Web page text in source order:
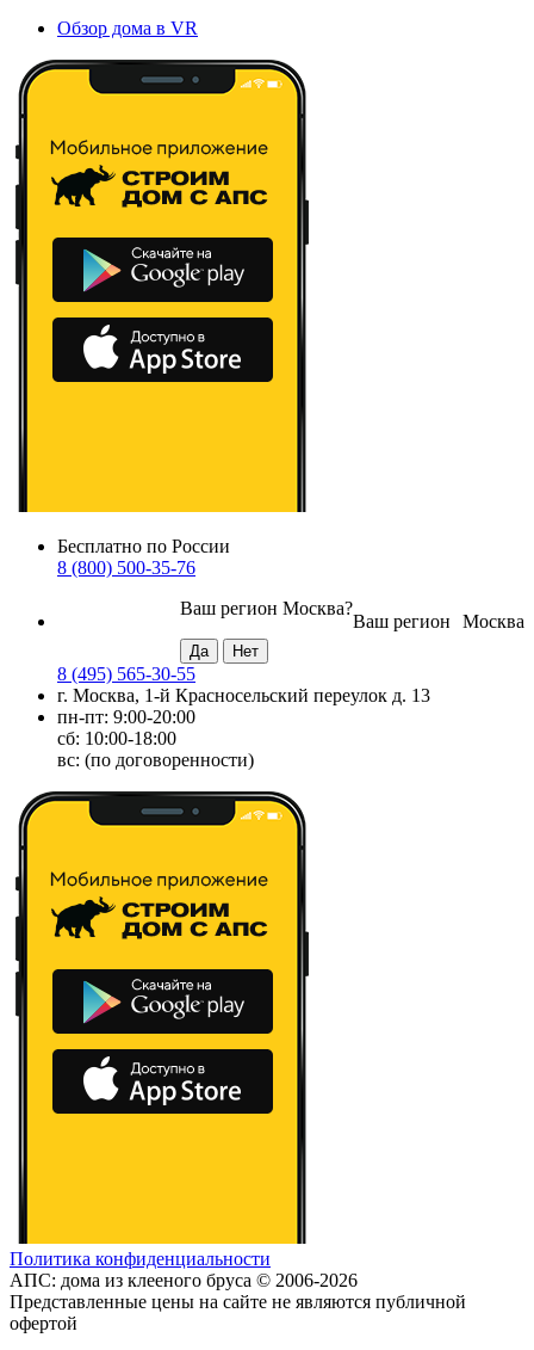
Обзор дома в VR
Бесплатно по России
8 (800) 500-35-76
Москва
Ваш регион
Ваш регион Москва?
8 (495) 565-30-55
г. Москва, 1-й Красносельский переулок д. 13
пн-пт: 9:00-20:00
сб: 10:00-18:00
вс: (по договоренности)
Политика конфиденциальности
АПС: дома из клееного бруса © 2006-2026
Представленные цены на сайте не являются публичной
офертой